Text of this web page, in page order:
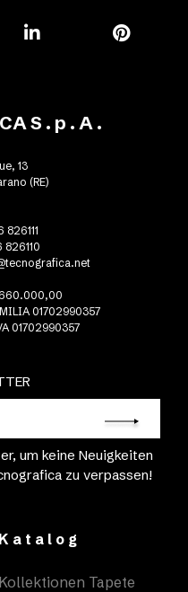
um keine Neuigkeiten
zu verpassen!
S . p . A .
13
(RE)
826111
826110
660.000,00
01702990357
01702990357
Katalog
Kollektionen Tapete